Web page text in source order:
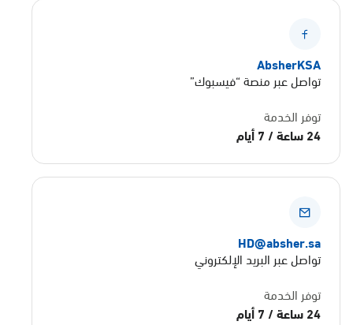
AbsherKSA
تواصل عبر منصة “فيسبوك”
توفر الخدمة
24 ساعة / 7 أيام
HD@absher.sa
تواصل عبر البريد الإلكتروني
توفر الخدمة
24 ساعة / 7 أيام